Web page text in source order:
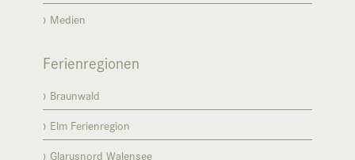
Medien
Ferienregionen
Braunwald
Elm Ferienregion
Glarusnord Walensee